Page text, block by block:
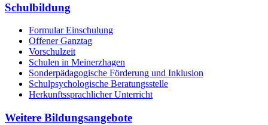
Schulbildung
Formular Einschulung
Offener Ganztag
Vorschulzeit
Schulen in Meinerzhagen
Sonderpädagogische Förderung und Inklusion
Schulpsychologische Beratungsstelle
Herkunftssprachlicher Unterricht
Weitere Bildungsangebote